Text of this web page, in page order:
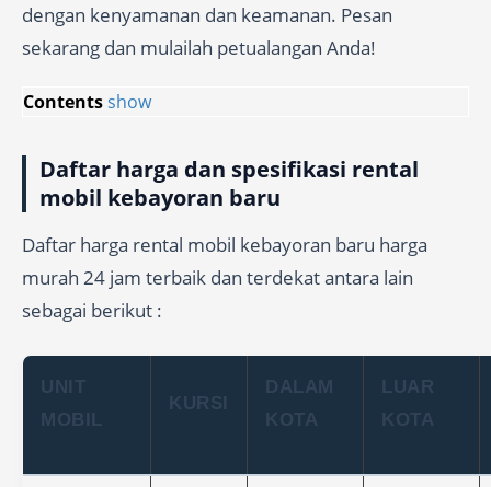
dengan kenyamanan dan keamanan. Pesan
sekarang dan mulailah petualangan Anda!
Contentsshow
Daftar harga dan spesifikasi rental
mobil kebayoran baru
Daftar harga rental mobil kebayoran baru harga
murah 24 jam terbaik dan terdekat antara lain
sebagai berikut :
UNIT
MOBIL
KURSI
DALAM
KOTA
LUAR
KOTA